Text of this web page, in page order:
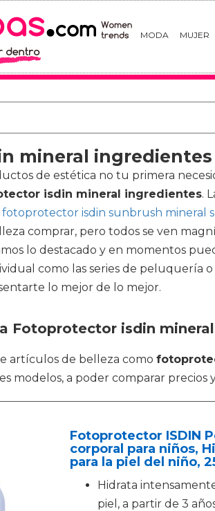
MODA MUJER
mineral ingredientes
de estética no tu primera
isdin mineral ingredientes.
fotoprotector isdin sunbrush mineral
comprar, pero todos se ven
lo destacado y en momentos
como las series de peluquería
lo mejor de lo mejor.
Fotoprotector isdin
artículos de belleza como
modelos, a poder comparar
Fotoprotector ISDIN
corporal para niños,
para la piel del niño,
Hidrata
piel, a partir de 3